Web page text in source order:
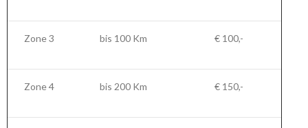
Zone 3 bis 100 Km € 100,-
Zone 4 bis 200 Km € 150,-